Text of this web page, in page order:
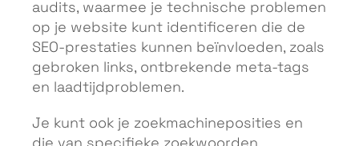
audits, waarmee je technische problemen
op je website kunt identificeren die de
SEO-prestaties kunnen beïnvloeden, zoals
gebroken links, ontbrekende meta-tags
en laadtijdproblemen.
Je kunt ook je zoekmachineposities en